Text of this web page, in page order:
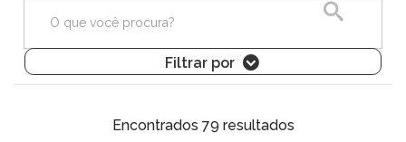
Filtrar por
Encontrados 79 resultados